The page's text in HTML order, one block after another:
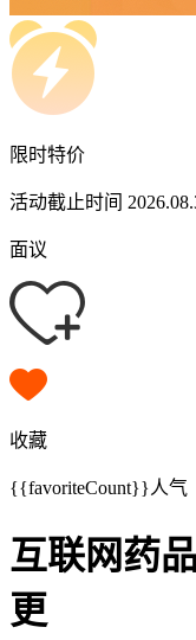
限时特价
活动截止时间
面议
收藏
{{favoriteCount}}人气
互联网药
更